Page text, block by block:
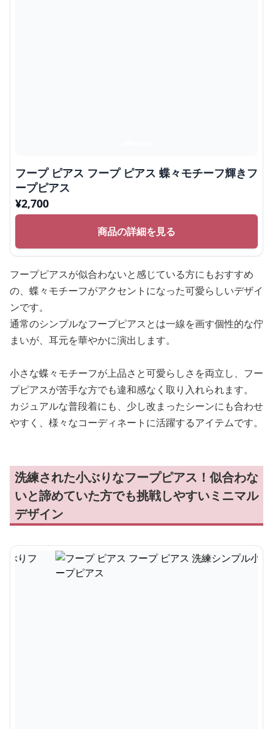
フープ ピアス フープ ピアス 蝶々モチーフ輝きフ
ープピアス
¥2,700
商品の詳細を見る
フープピアスが似合わないと感じている方にもおすすめ
の、蝶々モチーフがアクセントになった可愛らしいデザイ
ンです。
通常のシンプルなフープピアスとは一線を画す個性的な佇
まいが、耳元を華やかに演出します。
小さな蝶々モチーフが上品さと可愛らしさを両立し、フー
プピアスが苦手な方でも違和感なく取り入れられます。
カジュアルな普段着にも、少し改まったシーンにも合わせ
やすく、様々なコーディネートに活躍するアイテムです。
洗練された小ぶりなフープピアス！似合わな
いと諦めていた方でも挑戦しやすいミニマル
デザイン